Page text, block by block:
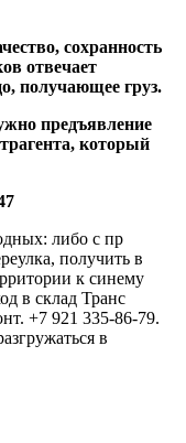
сохранность
отвечает
получающее груз.
предъявление
который
либо с пр
получить в
к синему
в склад Транс
+7 921 335-86-79.
в